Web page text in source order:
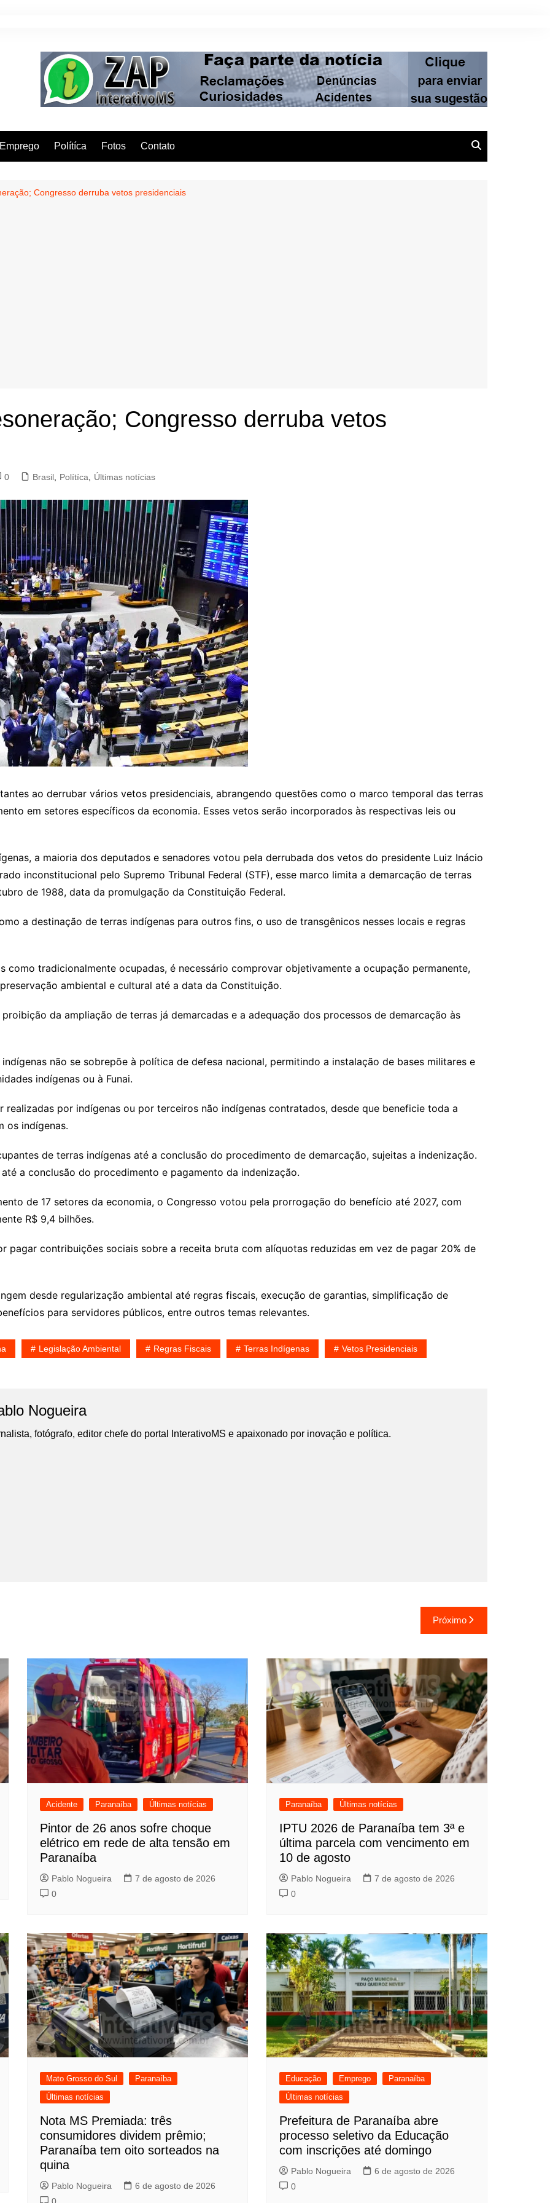
Emprego Polítíca Fotos Contato
Congresso derruba vetos presidenciais
Congresso derruba vetos
0 Brasil Polítíca Últimas notícias
ao derrubar vários vetos presidenciais, abrangendo questões como o marco temporal das terras
em setores específicos da economia. Esses vetos serão incorporados às respectivas leis ou
a maioria dos deputados e senadores votou pela derrubada dos vetos do presidente Luiz Inácio
inconstitucional pelo Supremo Tribunal Federal (STF), esse marco limita a demarcação de terras
de 1988, data da promulgação da Constituição Federal.
a destinação de terras indígenas para outros fins, o uso de transgênicos nesses locais e regras
tradicionalmente ocupadas, é necessário comprovar objetivamente a ocupação permanente,
ambiental e cultural até a data da Constituição.
da ampliação de terras já demarcadas e a adequação dos processos de demarcação às
não se sobrepõe à política de defesa nacional, permitindo a instalação de bases militares e
indígenas ou à Funai.
realizadas por indígenas ou por terceiros não indígenas contratados, desde que beneficie toda a
os indígenas.
de terras indígenas até a conclusão do procedimento de demarcação, sujeitas a indenização.
a conclusão do procedimento e pagamento da indenização.
de 17 setores da economia, o Congresso votou pela prorrogação do benefício até 2027, com
R$ 9,4 bilhões.
pagar contribuições sociais sobre a receita bruta com alíquotas reduzidas em vez de pagar 20% de
desde regularização ambiental até regras fiscais, execução de garantias, simplificação de
para servidores públicos, entre outros temas relevantes.
Legislação Ambiental Regras Fiscais Terras Indígenas Vetos Presidenciais
Nogueira
fotógrafo, editor chefe do portal InterativoMS e apaixonado por inovação e política.
Próximo
Acidente Paranaíba Últimas notícias
Pintor de 26 anos sofre choque
elétrico em rede de alta tensão em
Paranaíba
Pablo Nogueira
7 de agosto de 2026
0
Paranaíba Últimas notícias
IPTU 2026 de Paranaíba tem 3ª e
última parcela com vencimento em
10 de agosto
Pablo Nogueira
7 de agosto de 2026
0
Mato Grosso do Sul
Paranaíba
Últimas notícias
Nota MS Premiada: três
consumidores dividem prêmio;
Paranaíba tem oito sorteados na
quina
Pablo Nogueira
6 de agosto de 2026
Educação Emprego
Paranaíba
Últimas notícias
Prefeitura de Paranaíba abre
processo seletivo da Educação
com inscrições até domingo
Pablo Nogueira
6 de agosto de 2026
0